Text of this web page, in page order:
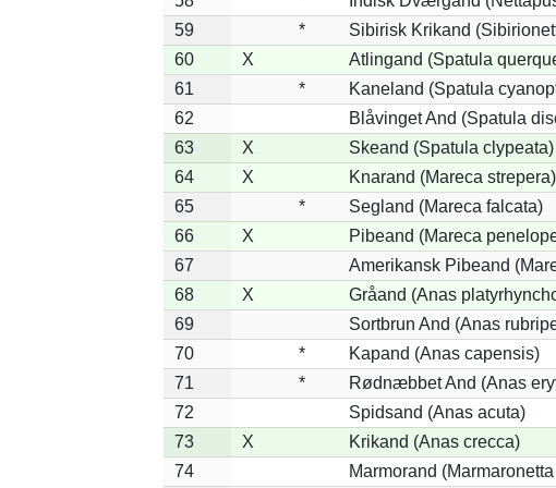
59
*
Sibirisk Krikand
60
X
Atlingand (Spatula
61
*
Kaneland (Spatula
62
Blåvinget And (Spatula
63
X
Skeand (Spatula clypeata)
64
X
Knarand (Mareca strepera)
65
*
Segland (Mareca falcata)
66
X
Pibeand (Mareca
67
Amerikansk Pibeand
68
X
Gråand (Anas
69
Sortbrun And (Anas
70
*
Kapand (Anas capensis)
71
*
Rødnæbbet And (Anas
72
Spidsand (Anas acuta)
73
X
Krikand (Anas crecca)
74
Marmorand